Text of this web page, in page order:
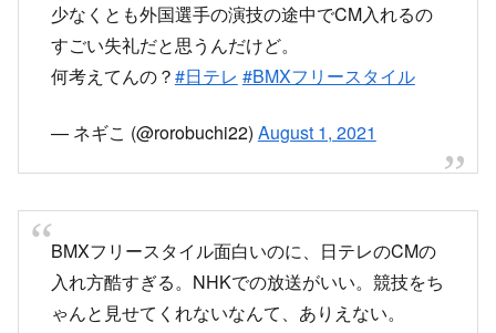
少なくとも外国選手の演技の途中でCM入れるの
すごい失礼だと思うんだけど。
何考えてんの？#日テレ #BMXフリースタイル
— ネギこ (@rorobuchi22) August 1, 2021
BMXフリースタイル面白いのに、日テレのCMの
入れ方酷すぎる。NHKでの放送がいい。競技をち
ゃんと見せてくれないなんて、ありえない。